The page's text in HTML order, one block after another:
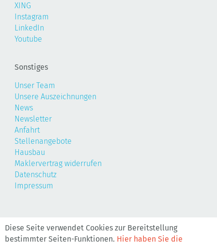
Diese Seite verwendet Cookies zur Bereitstellung
bestimmter Seiten-Funktionen. Hier haben Sie die
XING
Instagram
LinkedIn
Youtube
Sonstiges
Unser Team
Unsere Auszeichnungen
News
Newsletter
Anfahrt
Stellenangebote
Hausbau
Maklervertrag widerrufen
Datenschutz
Impressum
©2026, Realis